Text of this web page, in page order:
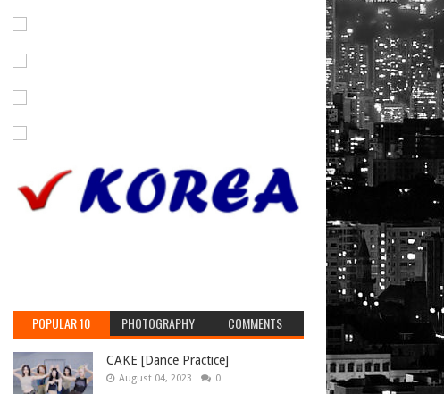
POPULAR 10 PHOTOGRAPHY COMMENTS
CAKE [Dance Practice]
August 04, 2023 0